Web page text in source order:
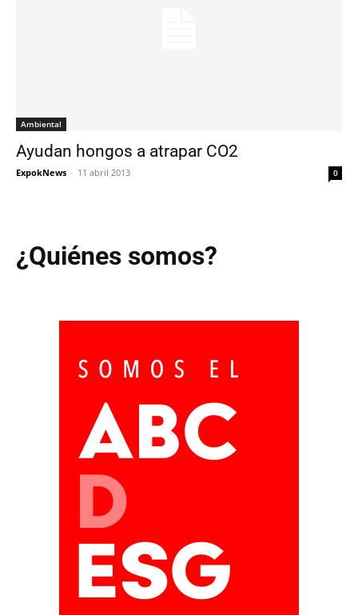
Ambiental
Ayudan hongos a atrapar CO2
ExpokNews - 11 abril 2013 0
¿Quiénes somos?